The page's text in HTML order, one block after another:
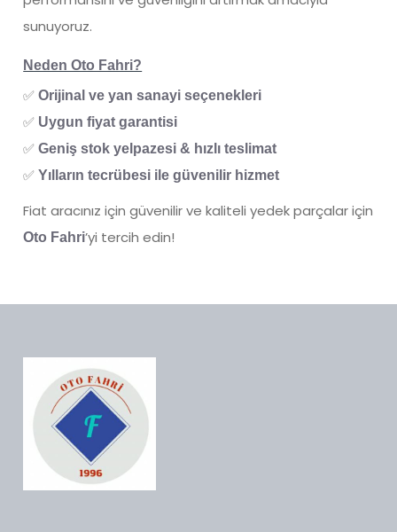
sunuyoruz.
Neden Oto Fahri?
✅Orijinal ve yan sanayi seçenekleri
✅ Uygun fiyat garantisi
✅Geniş stok yelpazesi & hızlı teslimat
✅Yılların tecrübesi ile güvenilir hizmet
Fiat aracınız için güvenilir ve kaliteli yedek parçalar için
Oto Fahri’yi tercih edin!